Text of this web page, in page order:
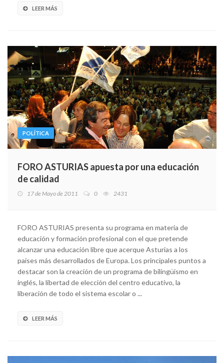
LEER MÁS
POLÍTICA
FORO ASTURIAS apuesta por una educación
de calidad
17 de Mayo de 2011 0 2431
FORO ASTURIAS presenta su programa en materia de
educación y formación profesional con el que pretende
alcanzar una educación libre que acerque Asturias a los
países más desarrollados de Europa. Los principales puntos a
destacar son la creación de un programa de bilingüismo en
inglés, la libertad de elección del centro educativo, la
liberación de todo el sistema escolar o ...
LEER MÁS